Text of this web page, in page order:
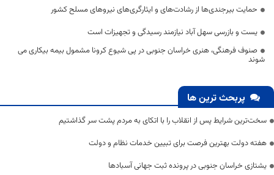
حمایت بیرجندی‌ها از رشادت‌های و ایثارگری‌های نیروهای مسلح کشور
یست و بازرسی سهل آباد نیازمند رسیدگی و تجهیزات است
صنوف فرهنگی، هنری خراسان جنوبی در پی شیوع کرونا مشمول بیمه بیکاری می
شوند
پربحث ترین ها
سخت‌ترین شرایط پس از انقلاب را با اتکای به مردم پشت سر گذاشتیم
هفته دولت بهترین فرصت برای تبیین خدمات نظام و دولت
یشتازی خراسان جنوبی در پرونده ثبت جهانی آسبادها